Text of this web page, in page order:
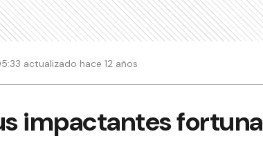
actualizado hace 12 años
impactantes